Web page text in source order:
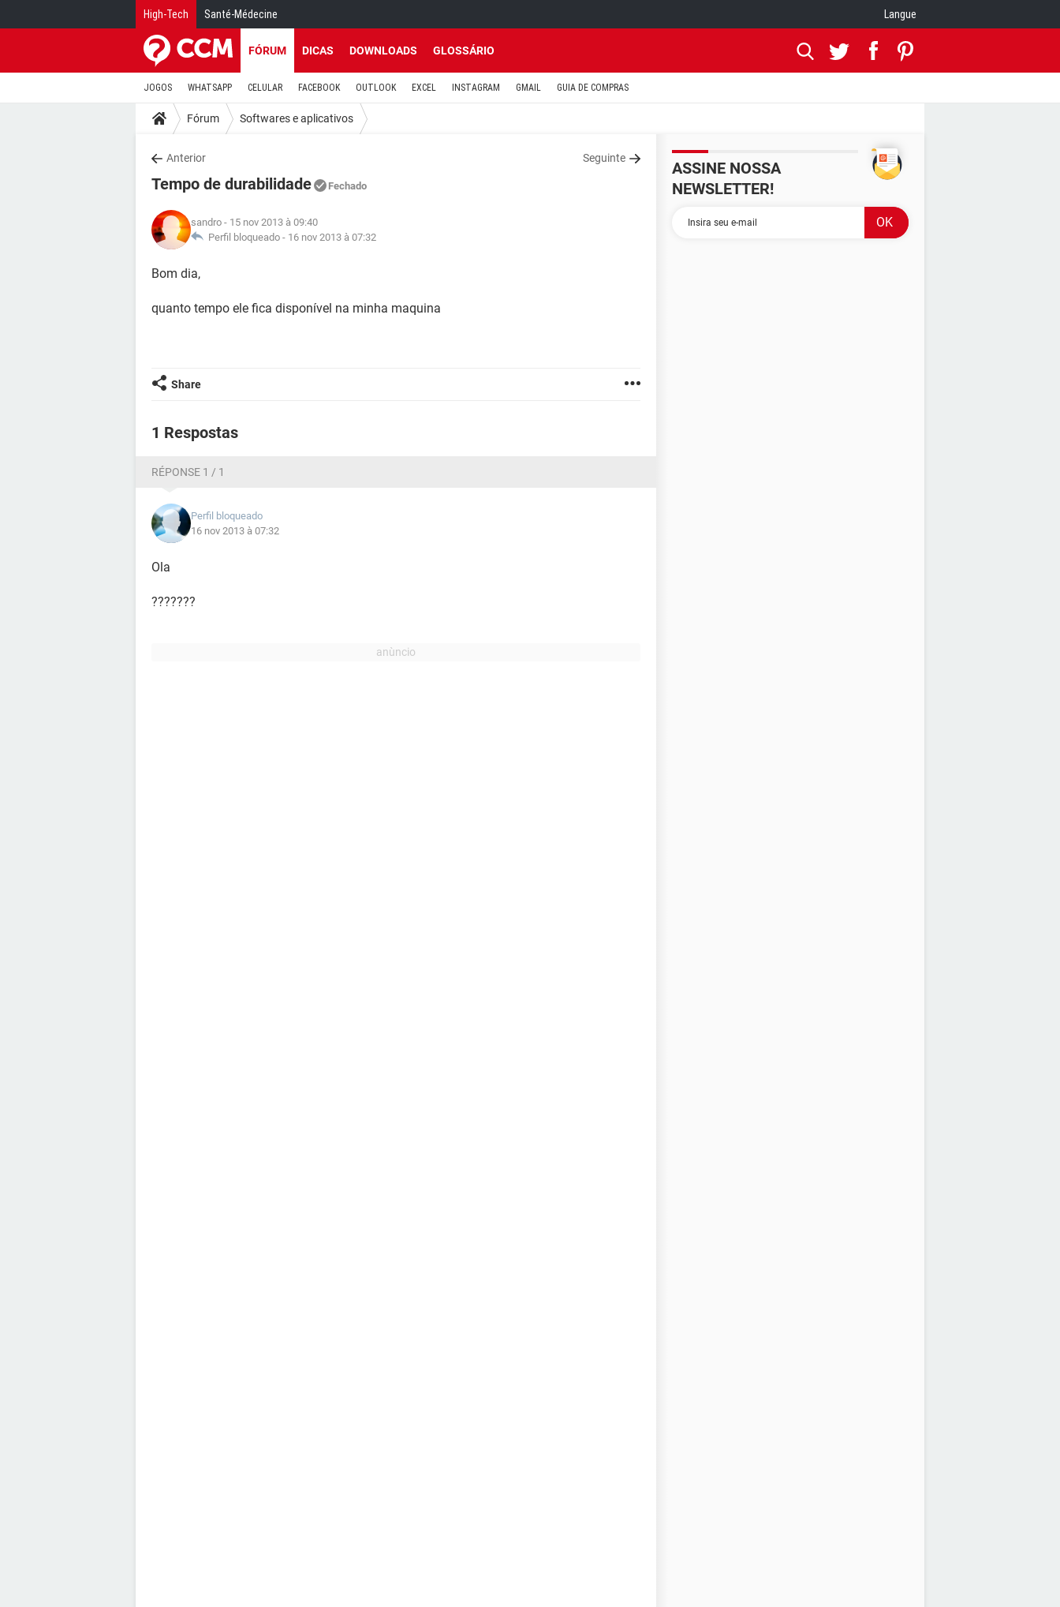
High-Tech Santé-Médecine Langue
FÓRUM DICAS DOWNLOADS GLOSSÁRIO
JOGOS WHATSAPP CELULAR FACEBOOK OUTLOOK EXCEL INSTAGRAM GMAIL GUIA DE COMPRAS
Fórum Softwares e aplicativos
Anterior Seguinte
Tempo de durabilidade Fechado
sandro - 15 nov 2013 à 09:40
Perfil bloqueado - 16 nov 2013 à 07:32
Bom dia,
quanto tempo ele fica disponível na minha maquina
Share
1 Respostas
RÉPONSE 1 / 1
Perfil bloqueado
16 nov 2013 à 07:32
Ola
???????
ASSINE NOSSA
NEWSLETTER!